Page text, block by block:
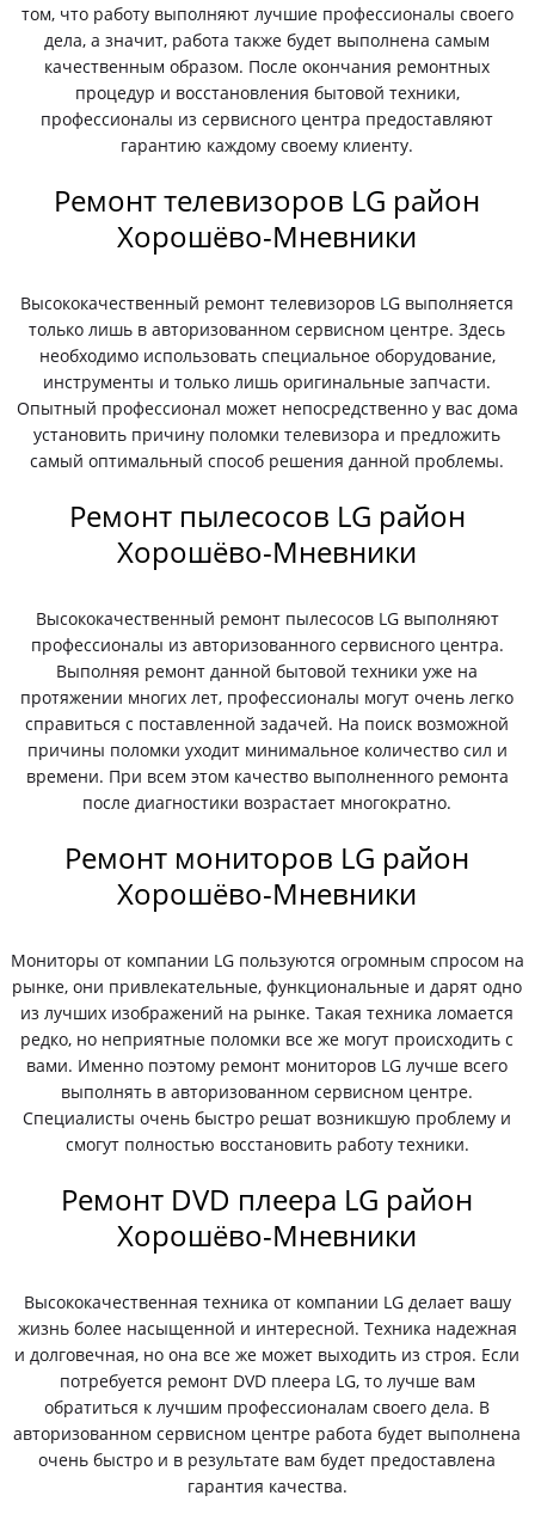
том, что работу выполняют лучшие профессионалы своего
дела, а значит, работа также будет выполнена самым
качественным образом. После окончания ремонтных
процедур и восстановления бытовой техники,
профессионалы из сервисного центра предоставляют
гарантию каждому своему клиенту.
Ремонт телевизоров LG район
Хорошёво-Мневники
Высококачественный ремонт телевизоров LG выполняется
только лишь в авторизованном сервисном центре. Здесь
необходимо использовать специальное оборудование,
инструменты и только лишь оригинальные запчасти.
Опытный профессионал может непосредственно у вас дома
установить причину поломки телевизора и предложить
самый оптимальный способ решения данной проблемы.
Ремонт пылесосов LG район
Хорошёво-Мневники
Высококачественный ремонт пылесосов LG выполняют
профессионалы из авторизованного сервисного центра.
Выполняя ремонт данной бытовой техники уже на
протяжении многих лет, профессионалы могут очень легко
справиться с поставленной задачей. На поиск возможной
причины поломки уходит минимальное количество сил и
времени. При всем этом качество выполненного ремонта
после диагностики возрастает многократно.
Ремонт мониторов LG район
Хорошёво-Мневники
Мониторы от компании LG пользуются огромным спросом на
рынке, они привлекательные, функциональные и дарят одно
из лучших изображений на рынке. Такая техника ломается
редко, но неприятные поломки все же могут происходить с
вами. Именно поэтому ремонт мониторов LG лучше всего
выполнять в авторизованном сервисном центре.
Специалисты очень быстро решат возникшую проблему и
смогут полностью восстановить работу техники.
Ремонт DVD плеера LG район
Хорошёво-Мневники
Высококачественная техника от компании LG делает вашу
жизнь более насыщенной и интересной. Техника надежная
и долговечная, но она все же может выходить из строя. Если
потребуется ремонт DVD плеера LG, то лучше вам
обратиться к лучшим профессионалам своего дела. В
авторизованном сервисном центре работа будет выполнена
очень быстро и в результате вам будет предоставлена
гарантия качества.